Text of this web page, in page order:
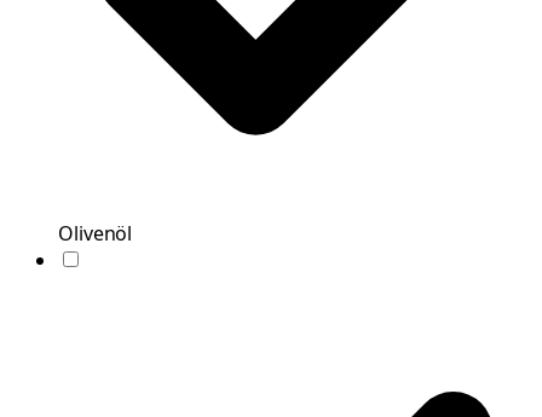
Olivenöl